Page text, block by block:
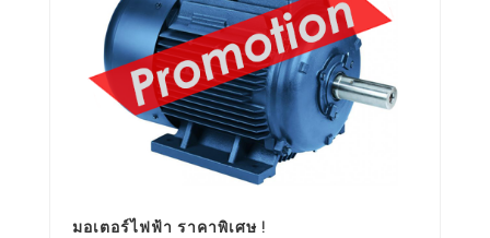
มอเตอร์ไฟฟ้า ราคาพิเศษ !